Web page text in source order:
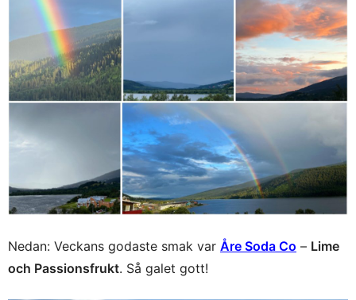
Nedan: Veckans godaste smak var Åre Soda Co – Lime
och Passionsfrukt. Så galet gott!